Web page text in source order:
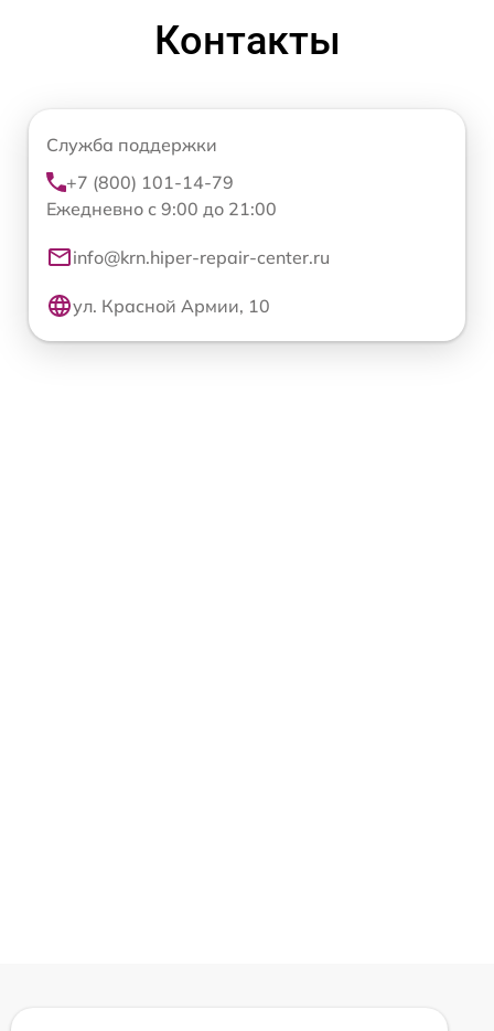
Контакты
Служба поддержки
+7 (800) 101-14-79
Ежедневно с 9:00 до 21:00
info@krn.hiper-repair-center.ru
ул. Красной Армии, 10